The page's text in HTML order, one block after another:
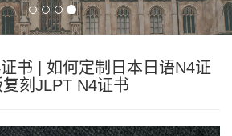
书 | 如何定制日本日语N4证
刻JLPT N4证书